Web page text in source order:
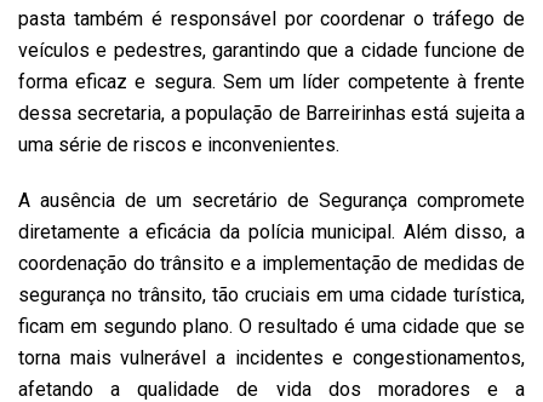
pasta também é responsável por coordenar o tráfego de
veículos e pedestres, garantindo que a cidade funcione de
forma eficaz e segura. Sem um líder competente à frente
dessa secretaria, a população de Barreirinhas está sujeita a
uma série de riscos e inconvenientes.
A ausência de um secretário de Segurança compromete
diretamente a eficácia da polícia municipal. Além disso, a
coordenação do trânsito e a implementação de medidas de
segurança no trânsito, tão cruciais em uma cidade turística,
ficam em segundo plano. O resultado é uma cidade que se
torna mais vulnerável a incidentes e congestionamentos,
afetando a qualidade de vida dos moradores e a